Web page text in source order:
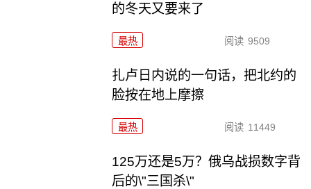
的冬天又要来了
最热 阅读 9509
扎卢日内说的一句话，把北约的
脸按在地上摩擦
最热 阅读 11449
125万还是5万？俄乌战损数字背
后的\"三国杀\"